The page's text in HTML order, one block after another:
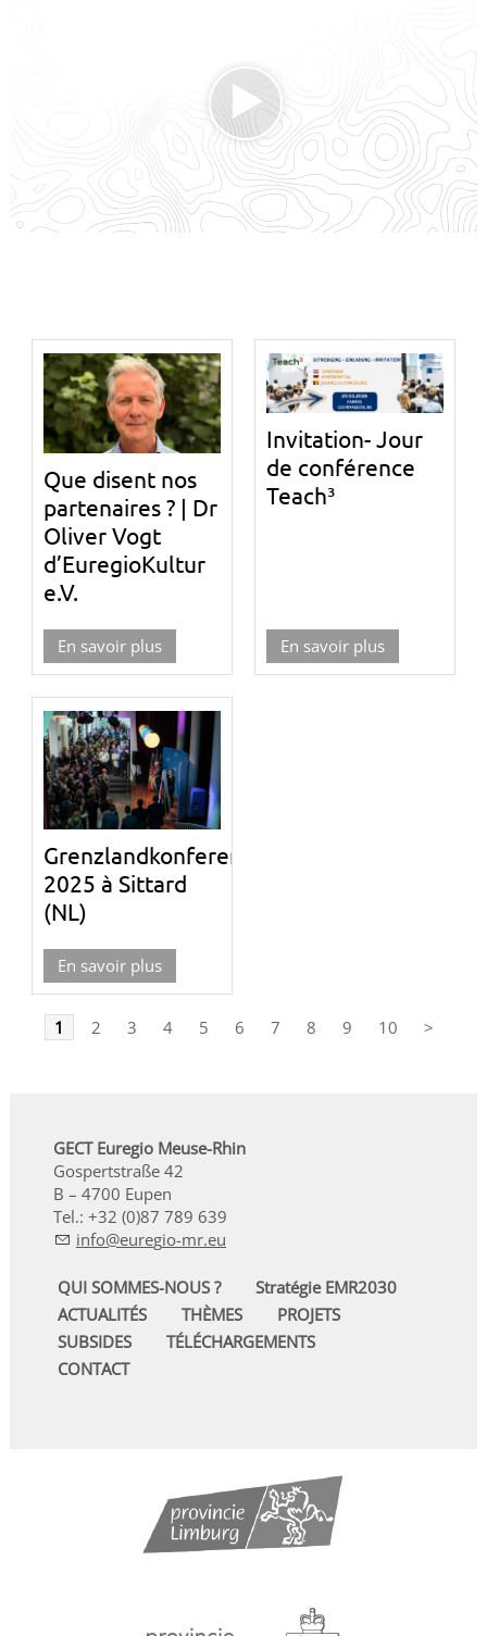
Que disent nos
partenaires ? | Dr
Oliver Vogt
d’EuregioKultur
e.V.
En savoir plus
Invitation- Jour
de conférence
Teach³
En savoir plus
Grenzlandkonferenz
2025 à Sittard
(NL)
En savoir plus
1 2 3 4 5 6 7 8 9 10 >
GECT Euregio Meuse-Rhin
Gospertstraße 42
B – 4700 Eupen
Tel.: +32 (0)87 789 639
nf
r g -mr
QUI SOMMES-NOUS ?
Stratégie EMR2030
ACTUALITÉS
THÈMES
PROJETS
SUBSIDES
TÉLÉCHARGEMENTS
CONTACT